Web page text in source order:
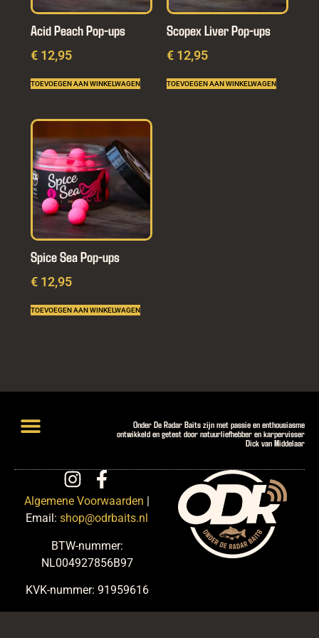
Acid Peach Pop-ups
€12,95
TOEVOEGEN AAN WINKELWAGEN
Scopex Liver Pop-ups
€ 12,95
TOEVOEGEN AAN WINKELWAGEN
Spice Sea Pop-ups
€12,95
TOEVOEGEN AAN WINKELWAGEN
Onder De Radar Baits zijn met passie en enthousiasme
ontwikkeld en getest door natuurliefhebber en karpervisser
Dick van Middelaar
Algemene Voorwaarden
Email: shop@odrbaits.nl
BTW-nummer:
NL004927856B97
KVK-nummer: 91959616
website: martijnroskam.com